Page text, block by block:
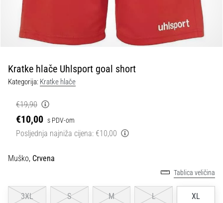
tisak
obradu
sportske
•
1 min. čitanja
Play
for
More
Pripremi
za
ženski
Kratke hlače Uhlsport goal short
Kategorija: Kratke hlače
€19,90
€10,00 s PDV-om
Posljednja najniža cijena: €10,00
Muško, Crvena
Tablica veličina
3XL S M L XL